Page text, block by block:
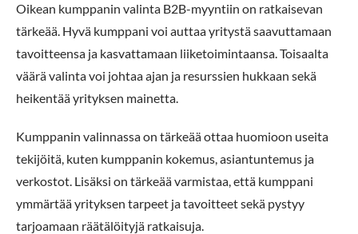
Oikean kumppanin valinta B2B-myyntiin on ratkaisevan
tärkeää. Hyvä kumppani voi auttaa yritystä saavuttamaan
tavoitteensa ja kasvattamaan liiketoimintaansa. Toisaalta
väärä valinta voi johtaa ajan ja resurssien hukkaan sekä
heikentää yrityksen mainetta.
Kumppanin valinnassa on tärkeää ottaa huomioon useita
tekijöitä, kuten kumppanin kokemus, asiantuntemus ja
verkostot. Lisäksi on tärkeää varmistaa, että kumppani
ymmärtää yrityksen tarpeet ja tavoitteet sekä pystyy
tarjoamaan räätälöityjä ratkaisuja.